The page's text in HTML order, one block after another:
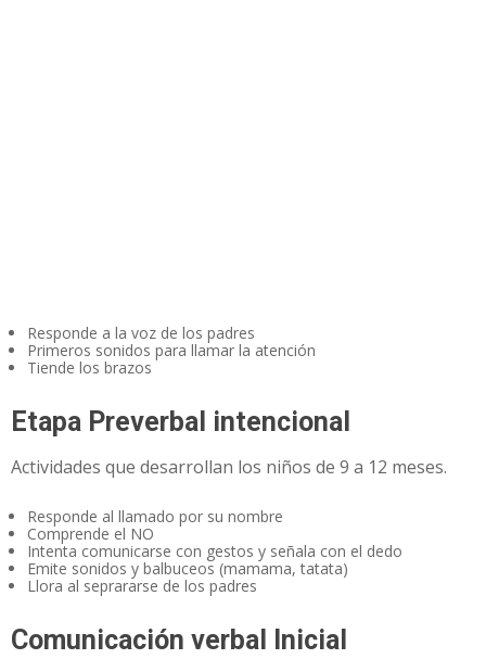
Responde a la voz de los padres
Primeros sonidos para llamar la atención
Tiende los brazos
Etapa Preverbal intencional
Actividades que desarrollan los niños de 9 a 12 meses.
Responde al llamado por su nombre
Comprende el NO
Intenta comunicarse con gestos y señala con el dedo
Emite sonidos y balbuceos (mamama, tatata)
Llora al seprararse de los padres
Comunicación verbal Inicial